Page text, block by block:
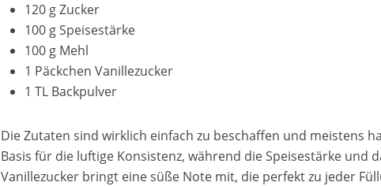
120 g Zucker
100 g Speisestärke
100 g Mehl
1 Päckchen Vanillezucker
1 TL Backpulver
Die Zutaten sind wirklich einfach zu beschaffen und meistens
Basis für die luftige Konsistenz, während die Speisestärke und
Vanillezucker bringt eine süße Note mit, die perfekt zu jeder